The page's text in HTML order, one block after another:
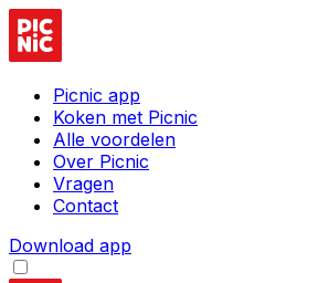
Picnic app
Koken met Picnic
Alle voordelen
Over Picnic
Vragen
Contact
Download app